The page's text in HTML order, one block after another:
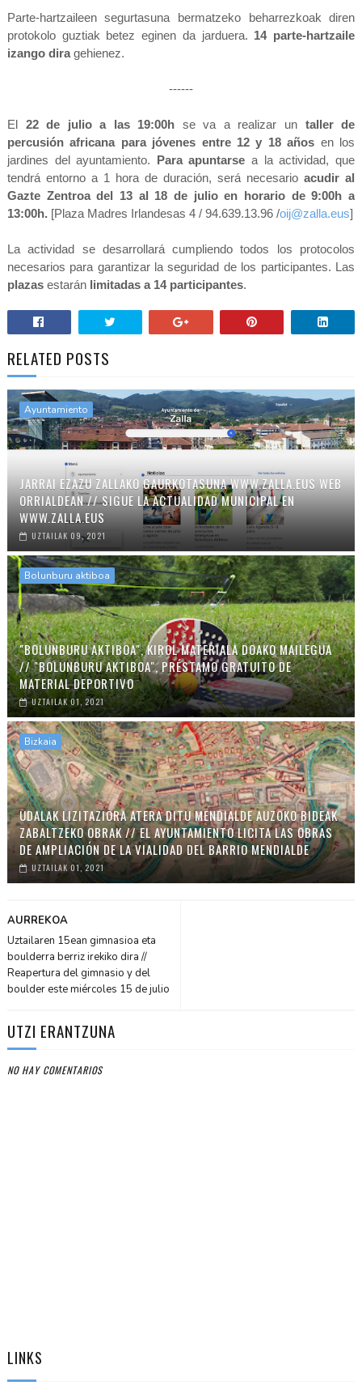
Parte-hartzaileen segurtasuna bermatzeko beharrezkoak diren
protokolo guztiak betez eginen da jarduera. 14 parte-hartzaile
izango diragehienez.
------
El 22 de julio a las 19:00h se va a realizar untaller de
percusión africana para jóvenes entre 12 y 18 años en los
jardines del ayuntamiento. Para apuntarse a la actividad, que
tendrá entorno a 1 hora de duración, será necesario acudir al
Gazte Zentroa del 13 al 18 de julio en horario de 9:00h a
13:00h. [Plaza Madres Irlandesas 4 / 94.639.13.96 /oij@zalla.eus]
La actividad se desarrollará cumpliendo todos los protocolos
necesarios para garantizar la seguridad de los participantes. Las
plazasestarán limitadas a 14 participantes.
RELATED POSTS
Ayuntamiento
JARRAI EZAZU ZALLAKO GAURKOTASUNA WWW.ZALLA.EUS WEB
ORRIALDEAN // SIGUE LA ACTUALIDAD MUNICIPAL EN
WWW.ZALLA.EUS
UZTAILAK 09, 2021
Bolunburu aktiboa
"BOLUNBURU AKTIBOA", KIROL MATERIALA DOAKO MAILEGUA
// "BOLUNBURU AKTIBOA", PRÉSTAMO GRATUITO DE
MATERIAL DEPORTIVO
UZTAILAK 01, 2021
Bizkaia
UDALAK LIZITAZIORA ATERA DITU MENDIALDE AUZOKO BIDEAK
ZABALTZEKO OBRAK // EL AYUNTAMIENTO LICITA LAS OBRAS
DE AMPLIACIÓN DE LA VIALIDAD DEL BARRIO MENDIALDE
UZTAILAK 01, 2021
AURREKOA
Uztailaren 15ean gimnasioa eta
boulderra berriz irekiko dira //
Reapertura del gimnasio y del
boulder este miércoles 15 de julio
UTZI ERANTZUNA
NO HAY COMENTARIOS
LINKS